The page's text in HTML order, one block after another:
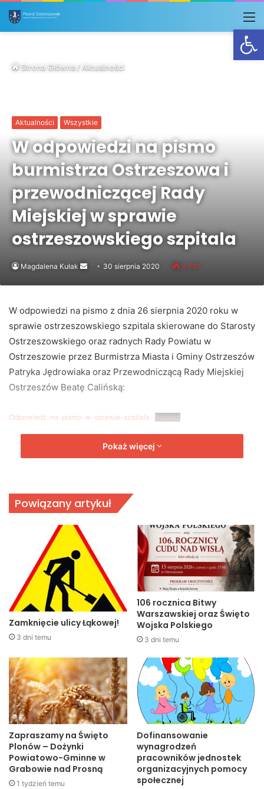
Strona Główna/Aktualności
Aktualności Wszystkie
W odpowiedzi na pismo
burmistrza Ostrzeszowa i
przewodniczącej Rady
Miejskiej w sprawie
ostrzeszowskiego szpitala
Magdalena Kułak
Send 30 sierpnia 2020 3 731
W odpowiedzi na pismo z dnia 26 sierpnia 2020 roku w
sprawie ostrzeszowskiego szpitala skierowane do Starosty
Ostrzeszowskiego oraz radnych Rady Powiatu w
Ostrzeszowie przez Burmistrza Miasta i Gminy Ostrzeszów
Patryka Jędrowiaka oraz Przewodniczącą Rady Miejskiej
Ostrzeszów Beatę Calińską:
Odpowiedź-na-pismo-w-sprawie-szpitala Pobierz
Pokaż więcej
Powiązany artykuł
Zamknięcie ulicy Łąkowej!
3 dni temu
106 rocznica Bitwy
Warszawskiej oraz Święto
Wojska Polskiego
3 dni temu
Zapraszamy na Święto
Plonów – Dożynki
Powiatowo-Gminne w
Grabowie nad Prosną
1 tydzień temu
Dofinansowanie
wynagrodzeń
pracowników jednostek
organizacyjnych pomocy
społecznej